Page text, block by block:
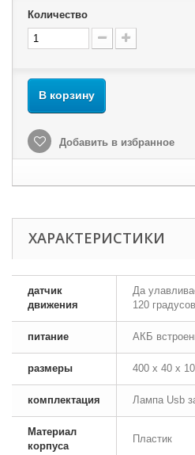
Количество
В корзину
Добавить в избранное
ХАРАКТЕРИСТИКИ
датчик
движения
Да
120 градусов
питание АКБ
размеры 400 х 40 х
комплектация Лампа Usb
Материал
корпуса
Пластик